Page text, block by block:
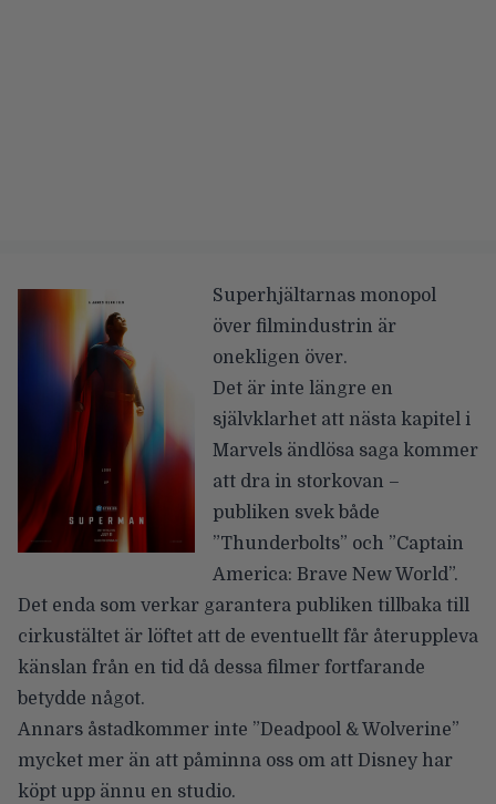
Superhjältarnas monopol
över filmindustrin är
onekligen över.
Det är inte längre en
självklarhet att nästa kapitel i
Marvels ändlösa saga kommer
att dra in storkovan –
publiken svek både
”Thunderbolts” och ”Captain
America: Brave New World”.
Det enda som verkar garantera publiken tillbaka till
cirkustältet är löftet att de eventuellt får återuppleva
känslan från en tid då dessa filmer fortfarande
betydde något.
Annars åstadkommer inte ”Deadpool & Wolverine”
mycket mer än att påminna oss om att Disney har
köpt upp ännu en studio.